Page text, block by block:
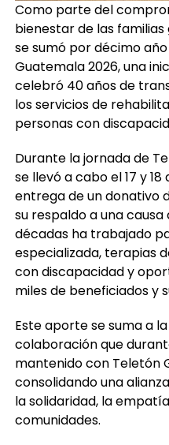
Como parte del
bienestar de las
se sumó por décimo
Guatemala 2026, una
celebró 40 años de
los servicios de
personas con
Durante la jornada de
se llevó a cabo el 17 y
entrega de un donativo
su respaldo a una
décadas ha trabajado
especializada, terapias
con discapacidad y
miles de beneficiados y
Este aporte se suma a
colaboración que
mantenido con Teletón
consolidando una
la solidaridad, la
comunidades.